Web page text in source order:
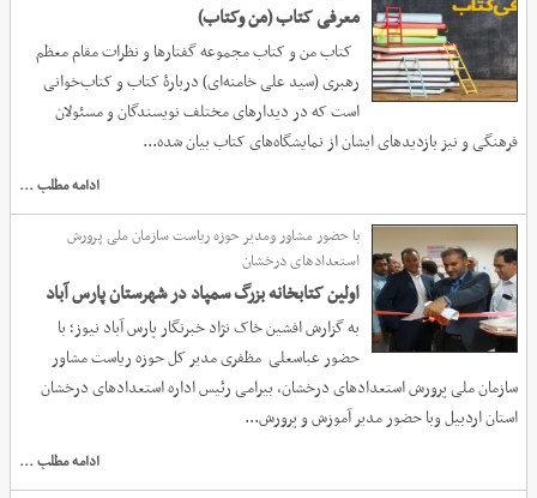
معرفی کتاب (من وکتاب)
کتاب من و کتاب مجموعه گفتارها و نظرات مقام معظم
رهبری (سید علی خامنه‌ای) دربارۀ کتاب و کتاب‌خوانی
است که در دیدارهای مختلف نویسندگان و مسئولان
فرهنگی و نیز بازدیدهای ایشان از نمایشگاه‌های کتاب بیان شده...
ادامه مطلب ...
با حضور مشاور ومدیر حوزه ریاست سازمان ملی پرورش
استعدادهای درخشان
اولین کتابخانه بزرگ سمپاد در شهرستان پارس آباد
به گزارش افشین خاک نژاد خبرنگار پارس آباد نیوز؛ با
حضور عباسعلی مظفری مدیر کل حوزه ریاست مشاور
سازمان ملی پرورش استعدادهای درخشان، بیرامی رئیس اداره استعدادهای درخشان
استان اردبیل وبا حضور مدیر آموزش و پرورش...
ادامه مطلب ...